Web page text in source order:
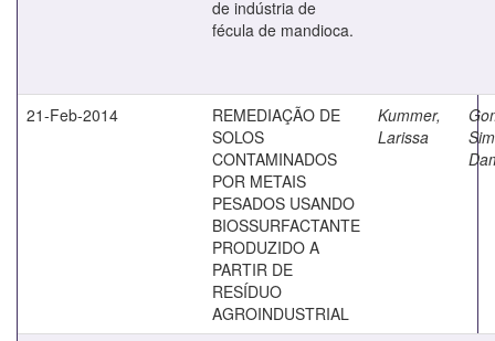
de indústria de
fécula de mandioca.
21-Feb-2014
REMEDIAÇÃO DE
SOLOS
CONTAMINADOS
POR METAIS
PESADOS USANDO
BIOSSURFACTANTE
PRODUZIDO A
PARTIR DE
RESÍDUO
AGROINDUSTRIAL
Kummer,
Larissa